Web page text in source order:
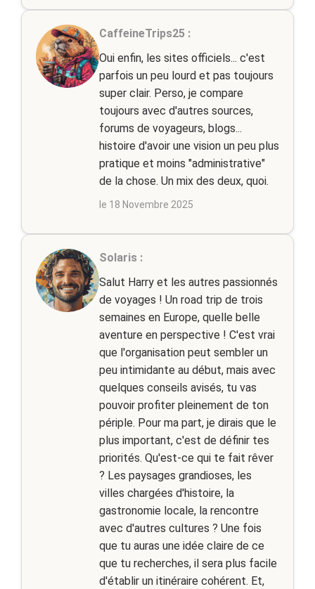
CaffeineTrips25 :
Oui enfin, les sites officiels... c'est
parfois un peu lourd et pas toujours
super clair. Perso, je compare
toujours avec d'autres sources,
forums de voyageurs, blogs...
histoire d'avoir une vision un peu plus
pratique et moins "administrative"
de la chose. Un mix des deux, quoi.
le 18 Novembre 2025
Solaris :
Salut Harry et les autres passionnés
de voyages ! Un road trip de trois
semaines en Europe, quelle belle
aventure en perspective ! C'est vrai
que l'organisation peut sembler un
peu intimidante au début, mais avec
quelques conseils avisés, tu vas
pouvoir profiter pleinement de ton
périple. Pour ma part, je dirais que le
plus important, c'est de définir tes
priorités. Qu'est-ce qui te fait rêver
? Les paysages grandioses, les
villes chargées d'histoire, la
gastronomie locale, la rencontre
avec d'autres cultures ? Une fois
que tu auras une idée claire de ce
que tu recherches, il sera plus facile
d'établir un itinéraire cohérent. Et,